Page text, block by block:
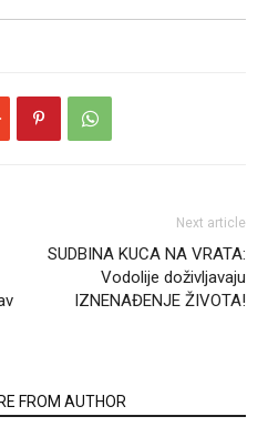
Next article
SUDBINA KUCA NA VRATA:
Vodolije doživljavaju
IZNENAĐENJE ŽIVOTA!
FROM AUTHOR